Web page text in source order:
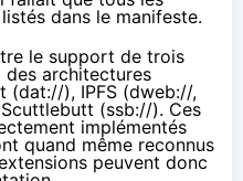
dans le manifeste.
le support de trois
architectures
(dat://), IPFS (dweb://,
(ssb://). Ces
implémentés
quand même reconnus
peuvent donc